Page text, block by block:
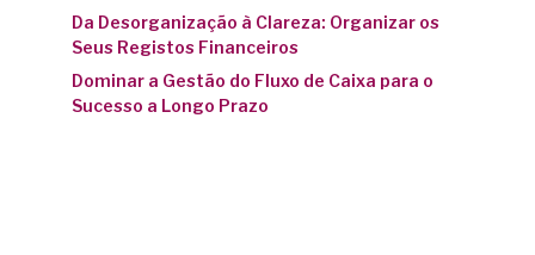
Da Desorganização à Clareza: Organizar os
Seus Registos Financeiros
Dominar a Gestão do Fluxo de Caixa para o
Sucesso a Longo Prazo